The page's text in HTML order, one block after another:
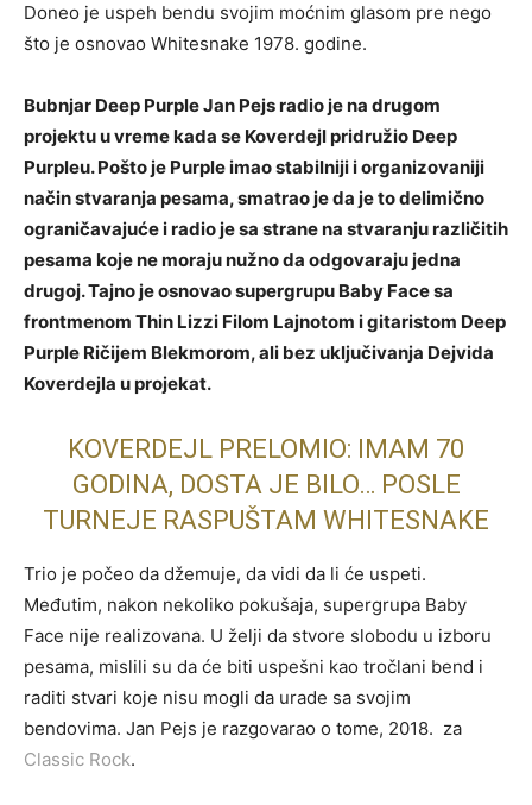
Doneo je uspeh bendu svojim moćnim glasom pre nego
što je osnovao Whitesnake 1978. godine.
Bubnjar Deep Purple Jan Pejs radio je na drugom
projektu u vreme kada se Koverdejl pridružio Deep
Purpleu. Pošto je Purple imao stabilniji i organizovaniji
način stvaranja pesama, smatrao je da je to delimično
ograničavajuće i radio je sa strane na stvaranju različitih
pesama koje ne moraju nužno da odgovaraju jedna
drugoj. Tajno je osnovao supergrupu Baby Face sa
frontmenom Thin Lizzi Filom Lajnotom i gitaristom Deep
Purple Ričijem Blekmorom, ali bez uključivanja Dejvida
Koverdejla u projekat.
KOVERDEJL PRELOMIO: IMAM 70
GODINA, DOSTA JE BILO… POSLE
TURNEJE RASPUŠTAM WHITESNAKE
Trio je počeo da džemuje, da vidi da li će uspeti.
Međutim, nakon nekoliko pokušaja, supergrupa Baby
Face nije realizovana. U želji da stvore slobodu u izboru
pesama, mislili su da će biti uspešni kao tročlani bend i
raditi stvari koje nisu mogli da urade sa svojim
bendovima. Jan Pejs je razgovarao o tome, 2018. za
Classic Rock.